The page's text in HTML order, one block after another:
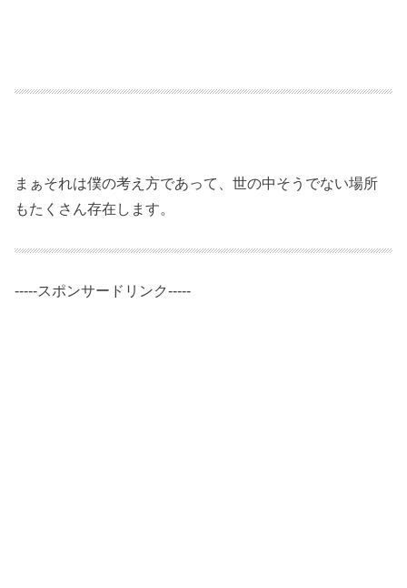
まぁそれは僕の考え方であって、世の中そうでない場所
もたくさん存在します。
-----スポンサードリンク-----